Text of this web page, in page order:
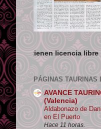
libre para uso no
PÁGINAS TAURINAS
AVANCE
(Valencia)
Aldabonazo de
en El Puerto
Hace 11 horas.